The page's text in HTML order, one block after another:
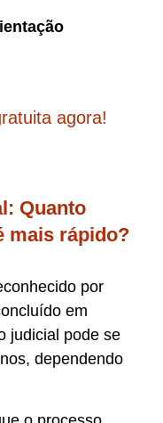
agora!
Quanto
mais rápido?
por
em
judicial pode se
dependendo